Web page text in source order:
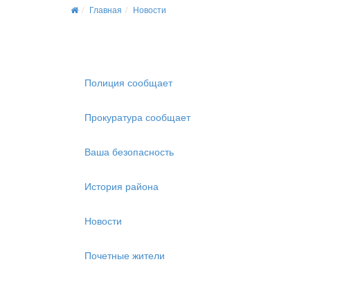
Главная Новости
Полиция сообщает
Прокуратура сообщает
Ваша безопасность
История района
Новости
Почетные жители